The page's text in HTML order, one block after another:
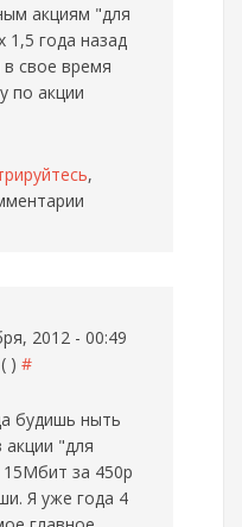
акциям "для
1,5 года назад
свое время
по акции
,
2012 - 00:49
) #
будишь ныть
"для
за 450р
Я уже года 4